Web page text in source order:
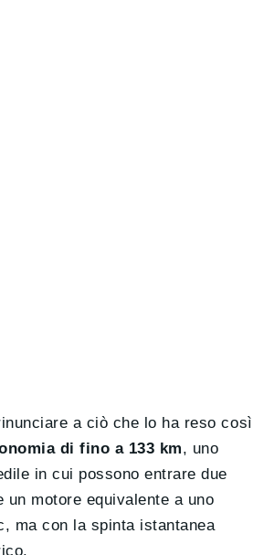
a ciò che lo ha reso così
di fino a 133 km, uno
in cui possono entrare due
un motore equivalente a uno
ma con la spinta istantanea